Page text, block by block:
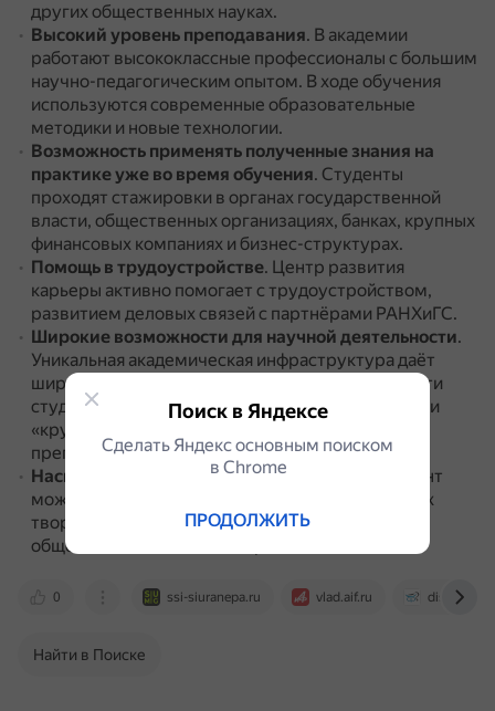
других общественных науках.
Высокий уровень преподавания. В академии
работают высококлассные профессионалы с большим
научно-педагогическим опытом. В ходе обучения
используются современные образовательные
методики и новые технологии.
Возможность применять полученные знания на
практике уже во время обучения. Студенты
проходят стажировки в органах государственной
власти, общественных организациях, банках, крупных
финансовых компаниях и бизнес-структурах.
Помощь в трудоустройстве. Центр развития
карьеры активно помогает с трудоустройством,
развитием деловых связей с партнёрами РАНХиГС.
Широкие возможности для научной деятельности.
Уникальная академическая инфраструктура даёт
широкие возможности для научной деятельности
студентов.
Можно участвовать в конференциях и
«круглых столах», работать совместно с
преподавателями в научных проектах.
Насыщенная внеучебная жизнь
Каждый студент
может проявить себя в различных направлениях
творческой или научной деятельности,
общественной жизни и спорте.
0 ssi-siuranepa.ru vlad.aif.ru disshelp.ru
Найти в Поиске
Поиск в Яндексе
Сделать Яндекс основным поиском
в Сhrome
ПРОДОЛЖИТЬ